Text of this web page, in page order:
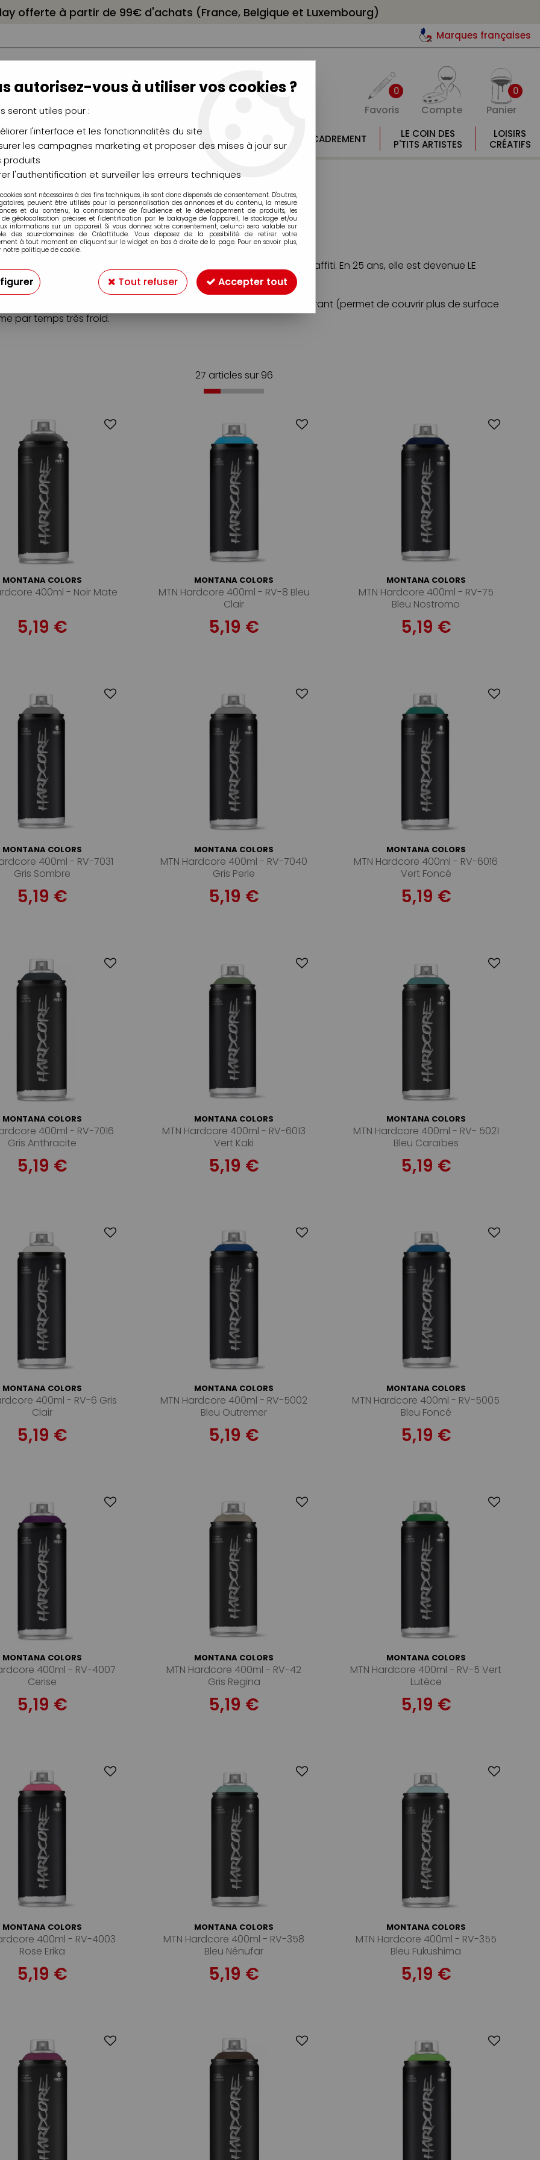
offerte à partir de 99€ d'achats (France, Belgique et Luxembourg)
Marques françaises
0
Favoris Compte
0
Panier
CHÂSSIS
CHEVALETS
AÉROGRAPHIE
MODÉLISME
MOULAGE
ENCADREMENT
LE COIN DES
P'TITS ARTISTES
LOISIRS
CRÉATIFS
Montana Colors HARDCORE
au monde à être conçue spécialement pour la pratique du Graffiti. En 25 ans, elle est devenue LE
son pouvoir couvrant et sa palette de couleurs brillantes.
peinture à séchage immédiat et sans coulures. Fort pouvoir couvrant (permet de couvrir plus de surface
par temps très froid.
27 articles sur 96
MONTANA COLORS
400ml - Noir Mate
5,19 €
MONTANA COLORS
MTN Hardcore 400ml - RV-8 Bleu
Clair
5,19 €
MONTANA COLORS
MTN Hardcore 400ml - RV-75
Bleu Nostromo
5,19 €
MONTANA COLORS
400ml - RV-7031
Gris Sombre
5,19 €
MONTANA COLORS
MTN Hardcore 400ml - RV-7040
Gris Perle
5,19 €
MONTANA COLORS
MTN Hardcore 400ml - RV-6016
Vert Foncé
5,19 €
MONTANA COLORS
400ml - RV-7016
Gris Anthracite
5,19 €
MONTANA COLORS
MTN Hardcore 400ml - RV-6013
Vert Kaki
5,19 €
MONTANA COLORS
MTN Hardcore 400ml - RV- 5021
Bleu Caraïbes
5,19 €
MONTANA COLORS
400ml - RV-6 Gris
Clair
5,19 €
MONTANA COLORS
MTN Hardcore 400ml - RV-5002
Bleu Outremer
5,19 €
MONTANA COLORS
MTN Hardcore 400ml - RV-5005
Bleu Foncé
5,19 €
MONTANA COLORS
400ml - RV-4007
Cerise
5,19 €
MONTANA COLORS
MTN Hardcore 400ml - RV-42
Gris Regina
5,19 €
MONTANA COLORS
MTN Hardcore 400ml - RV-5 Vert
Lutèce
5,19 €
MONTANA COLORS
400ml - RV-4003
Rose Erika
5,19 €
MONTANA COLORS
MTN Hardcore 400ml - RV-358
Bleu Nénufar
5,19 €
MONTANA COLORS
MTN Hardcore 400ml - RV-355
Bleu Fukushima
5,19 €
autorisez-vous à utiliser vos cookies ?
seront utiles pour :
l'interface et les fonctionnalités du site
les campagnes marketing et proposer des mises à jour sur
produits
l'authentification et surveiller les erreurs techniques
sont nécessaires à des fins techniques, ils sont donc dispensés de consentement. D'autres,
peuvent être utilisés pour la personnalisation des annonces et du contenu, la mesure
et du contenu, la connaissance de l'audience et le développement de produits, les
de géolocalisation précises et l'identification par le balayage de l'appareil, le stockage et/ou
informations sur un appareil. Si vous donnez votre consentement, celui-ci sera valable sur
des sous-domaines de Créattitude. Vous disposez de la possibilité de retirer votre
à tout moment en cliquant sur le widget en bas à droite de la page. Pour en savoir plus,
notre politique de cookie.
Tout refuser Accepter tout